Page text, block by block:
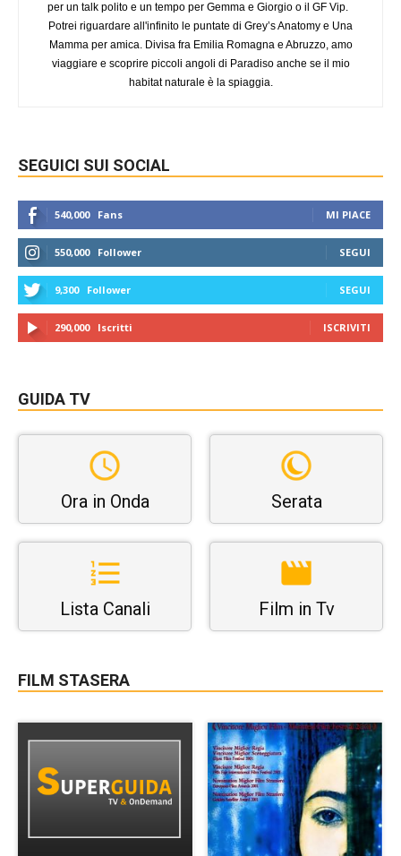
per un talk polito e un tempo per Gemma e Giorgio o il GF Vip.
Potrei riguardare all'infinito le puntate di Grey’s Anatomy e Una
Mamma per amica. Divisa fra Emilia Romagna e Abruzzo, amo
viaggiare e scoprire piccoli angoli di Paradiso anche se il mio
habitat naturale è la spiaggia.
SEGUICI SUI SOCIAL
540,000 Fans MI PIACE
550,000 Follower SEGUI
9,300 Follower SEGUI
290,000 Iscritti ISCRIVITI
GUIDA TV
Ora in Onda Serata
Lista Canali Film in Tv
FILM STASERA